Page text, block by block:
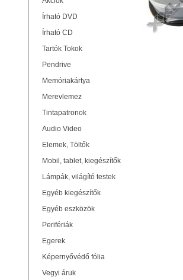
Írható DVD
Írható CD
Tartók Tokok
Pendrive
Memóriakártya
Merevlemez
Tintapatronok
Audio Video
Elemek, Töltők
Mobil, tablet, kiegészítők
Lámpák, világító testek
Egyéb kiegészítők
Egyéb eszközök
Perifériák
Egerek
Képernyővédő fólia
Vegyi áruk